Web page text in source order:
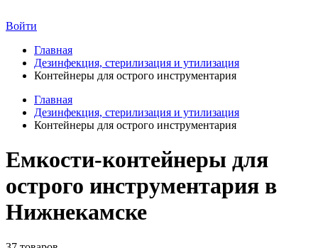
Войти
Главная
Дезинфекция, стерилизация и утилизация
Контейнеры для острого инструментария
Главная
Дезинфекция, стерилизация и утилизация
Контейнеры для острого инструментария
Емкости-контейнеры для
острого инструментария в
Нижнекамске